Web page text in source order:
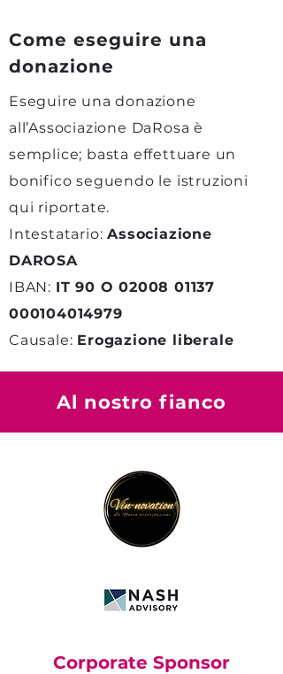
Come eseguire una
donazione
Eseguire una donazione
all’Associazione DaRosa è
semplice; basta effettuare un
bonifico seguendo le istruzioni
qui riportate.
Intestatario:Associazione
DAROSA
IBAN: IT 90 O02008 01137
000104014979
Causale: Erogazione liberale
Al nostro fianco
Corporate Sponsor